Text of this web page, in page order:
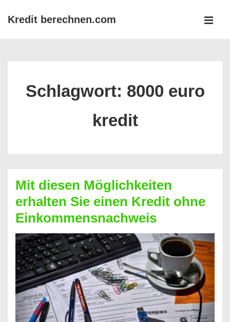
ZumKredit berechnen.com
Schlagwort: 8000 euro
kredit
Mit diesen Möglichkeiten
erhalten Sie einen Kredit ohne
Einkommensnachweis